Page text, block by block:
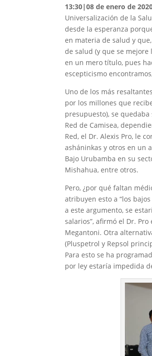
13:30|08 de enero de
Universalización de la
desde la esperanza
en materia de salud y
de salud (y que se
en un mero título, pues
escepticismo
Uno de los más
por los millones que
presupuesto), se
Red de Camisea,
Red, el Dr. Alexis Pro, le
asháninkas y otros en un
Bajo Urubamba en su
Mishahua, entre otros.
Pero, ¿por qué faltan
atribuyen esto a “los
a este argumento, se
salarios”, afirmó el Dr.
Megantoni. Otra
(Pluspetrol y Repsol
Para esto se ha
por ley estaría impedida